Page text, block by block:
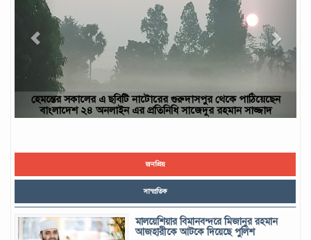
ছবিটি নওগাঁ জেলার রাণীনগর উপজেলার পারইল গ্রাম থেকে তোলা-
ইউসুফ, নওগাঁ
জনপ্রিয়
সাম্প্রতিক
মালয়েশিয়ার বিমানবন্দরে মিজানুর রহমান
আজহারীকে আটকে দিয়েছে পুলিশ